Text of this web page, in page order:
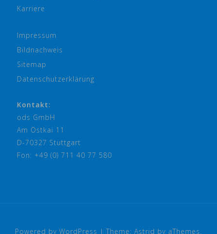
Karriere
Impressum
Bildnachweis
Sitemap
Datenschutzerklärung
Kontakt:
ods GmbH
Am Ostkai 11
D-70327 Stuttgart
Fon: +49 (0) 711 40 77 580
Powered by WordPress | Theme: Astrid by aThemes.